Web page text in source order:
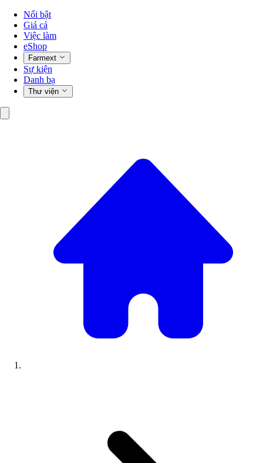
Nổi bật
Giá cả
Việc làm
eShop
Farmext
Sự kiện
Danh bạ
Thư viện